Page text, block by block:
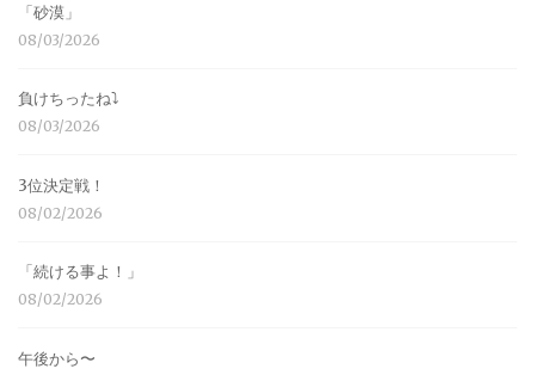
「砂漠」
08/03/2026
負けちったね⤵︎
08/03/2026
3位決定戦！
08/02/2026
「続ける事よ！」
08/02/2026
午後から〜